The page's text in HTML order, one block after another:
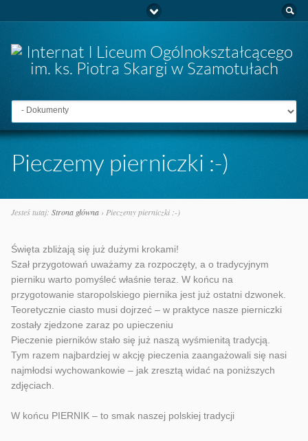
Idź do:
Pieczemy pierniczki :-)
Jesteś tutaj: Strona główna› Pieczemy pierniczki :-)
Święta zbliżają się już dużymi krokami!
Szał przygotowań uważamy za rozpoczęty, a o tradycyjnym
pierniku warto pomyśleć właśnie teraz. W końcu na
przygotowanie staropolskiego piernika jest już ostatni dzwonek.
Teoretycznie ciasto musi dojrzeć – w praktyce nasze pierniczki
zostały zjedzone zaraz po upieczeniu
Pieczenie pierników stało się już naszą wyśmienitą tradycją.
Tym razem najbardziej w akcję pieczenia zaangażowali się nasi
najmłodsi wychowankowie – jak zresztą widać na poniższych
zdjęciach.
W końcu PIERNIK – to smak naszej polskiej tradycji